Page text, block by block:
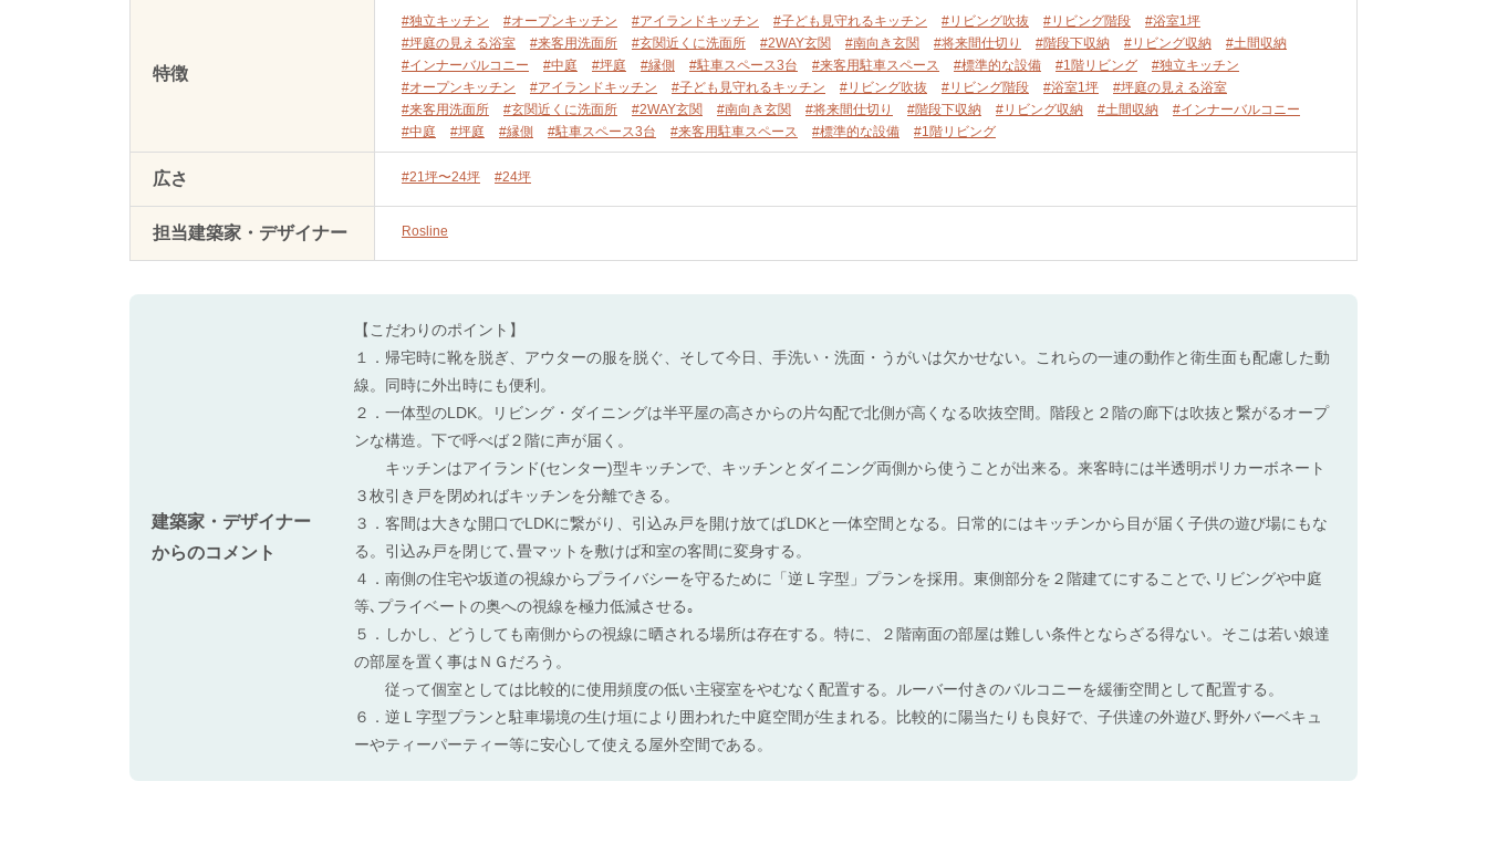
特徴
#独立キッチン #オープンキッチン #アイランドキッチン #子ども見守れるキッチン #リビング吹抜 #リビング階段
#浴室1坪
#坪庭の見える浴室
#来客用洗面所 #玄関近くに洗面所 #2WAY玄関 #南向き玄関 #将来間仕切り #階段下収納 #リビング収納
#土間収納
#インナーバルコニー
#中庭 #坪庭 #縁側 #駐車スペース3台 #来客用駐車スペース #標準的な設備 #1階リビング
#独立キッチン
#オープンキッチン
#アイランドキッチン #子ども見守れるキッチン #リビング吹抜 #リビング階段 #浴室1坪
#坪庭の見える浴室
#来客用洗面所
#玄関近くに洗面所 #2WAY玄関 #南向き玄関 #将来間仕切り #階段下収納 #リビング収納 #土間収納
#インナーバルコニー
#中庭
#坪庭 #縁側 #駐車スペース3台 #来客用駐車スペース #標準的な設備 #1階リビング
広さ #21坪〜24坪 #24坪
担当建築家・デザイナー Rosline
建築家・デザイナー
からのコメント
【こだわりのポイント】
１．帰宅時に靴を脱ぎ、アウターの服を脱ぐ、そして今日、手洗い・洗面・うがいは欠かせない。これらの一連の動作と衛生面も配慮した動
線。同時に外出時にも便利。
２．一体型のLDK。リビング・ダイニングは半平屋の高さからの片勾配で北側が高くなる吹抜空間。階段と２階の廊下は吹抜と繋がるオープ
ンな構造。下で呼べば２階に声が届く。
キッチンはアイランド(センター)型キッチンで、キッチンとダイニング両側から使うことが出来る。来客時には半透明ポリカーボネート
３枚引き戸を閉めればキッチンを分離できる。
３．客間は大きな開口でLDKに繋がり、引込み戸を開け放てばLDKと一体空間となる。日常的にはキッチンから目が届く子供の遊び場にもな
る。引込み戸を閉じて､畳マットを敷けば和室の客間に変身する。
４．南側の住宅や坂道の視線からプライバシーを守るために「逆Ｌ字型」プランを採用。東側部分を２階建てにすることで､リビングや中庭
等､プライベートの奥への視線を極力低減させる｡
５．しかし、どうしても南側からの視線に晒される場所は存在する。特に、２階南面の部屋は難しい条件とならざる得ない。そこは若い娘達
の部屋を置く事はＮＧだろう。
従って個室としては比較的に使用頻度の低い主寝室をやむなく配置する。ルーバー付きのバルコニーを緩衝空間として配置する。
６．逆Ｌ字型プランと駐車場境の生け垣により囲われた中庭空間が生まれる。比較的に陽当たりも良好で、子供達の外遊び､野外バーベキュ
ーやティーパーティー等に安心して使える屋外空間である。